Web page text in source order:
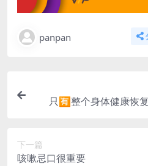
panpan
只🈶️整个身体健康恢
下一篇
咳嗽忌口很重要